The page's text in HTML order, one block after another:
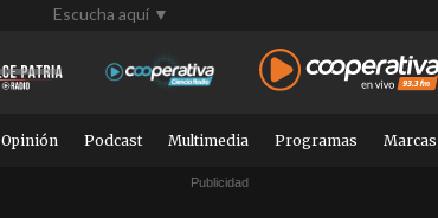
Escucha aquí ▼
Opinión Podcast Multimedia Programas